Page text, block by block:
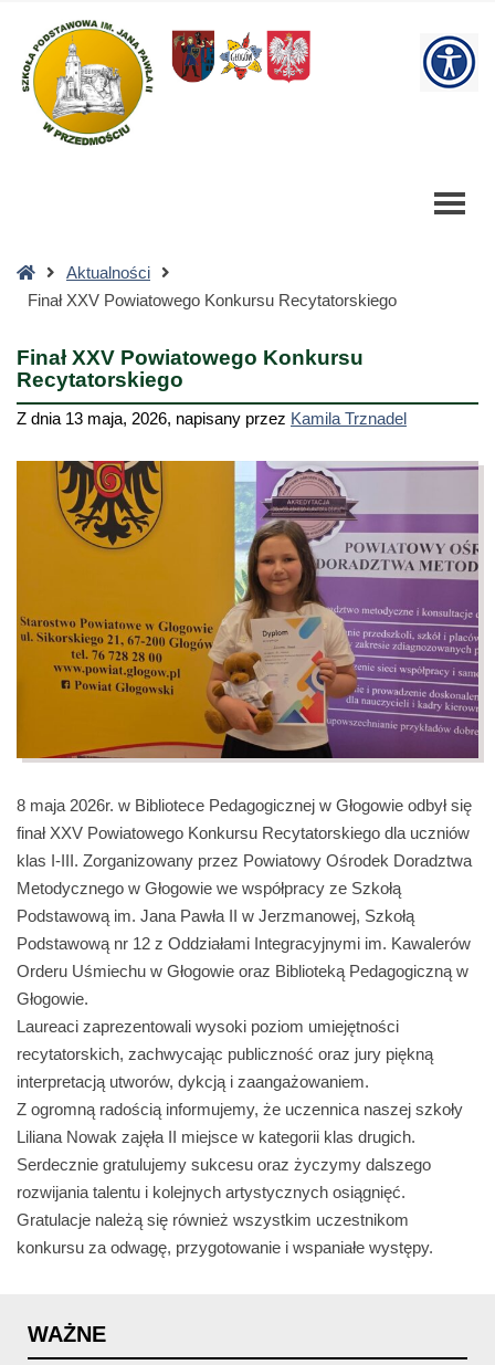
Powiatowego
Konkursu
Recytatorskiego
Strona
główna
Aktualności
Finał XXV Powiatowego Konkursu Recytatorskiego
Finał XXV Powiatowego Konkursu
Recytatorskiego
Z dnia 13 maja, 2026, napisany przez Kamila Trznadel
8 maja 2026r. w Bibliotece Pedagogicznej w Głogowie odbył się
finał XXV Powiatowego Konkursu Recytatorskiego dla uczniów
klas I-III. Zorganizowany przez Powiatowy Ośrodek Doradztwa
Metodycznego w Głogowie we współpracy ze Szkołą
Podstawową im. Jana Pawła II w Jerzmanowej, Szkołą
Podstawową nr 12 z Oddziałami Integracyjnymi im. Kawalerów
Orderu Uśmiechu w Głogowie oraz Biblioteką Pedagogiczną w
Głogowie.
Laureaci zaprezentowali wysoki poziom umiejętności
recytatorskich, zachwycając publiczność oraz jury piękną
interpretacją utworów, dykcją i zaangażowaniem.
Z ogromną radością informujemy, że uczennica naszej szkoły
Liliana Nowak zajęła II miejsce w kategorii klas drugich.
Serdecznie gratulujemy sukcesu oraz życzymy dalszego
rozwijania talentu i kolejnych artystycznych osiągnięć.
Gratulacje należą się również wszystkim uczestnikom
konkursu za odwagę, przygotowanie i wspaniałe występy.
WAŻNE